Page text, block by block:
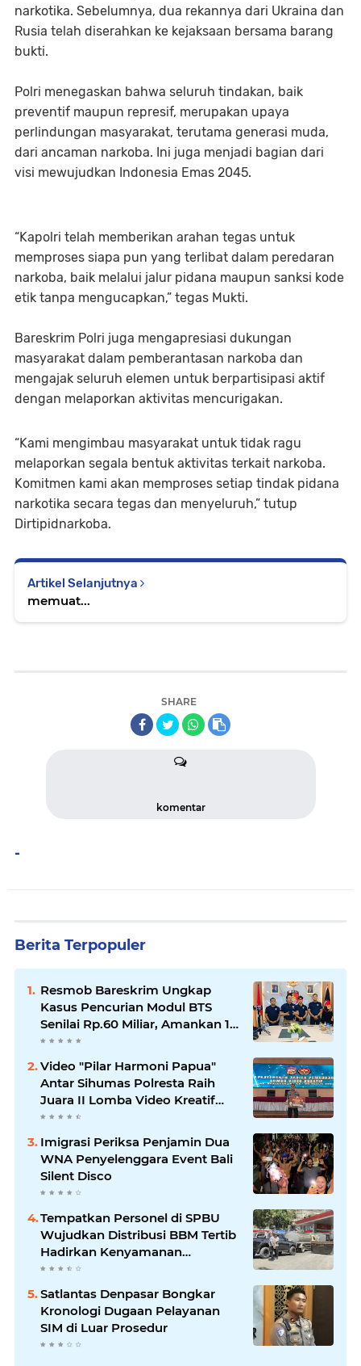
narkotika. Sebelumnya, dua rekannya dari Ukraina dan
Rusia telah diserahkan ke kejaksaan bersama barang
bukti.
Polri menegaskan bahwa seluruh tindakan, baik
preventif maupun represif, merupakan upaya
perlindungan masyarakat, terutama generasi muda,
dari ancaman narkoba. Ini juga menjadi bagian dari
visi mewujudkan Indonesia Emas 2045.
“Kapolri telah memberikan arahan tegas untuk
memproses siapa pun yang terlibat dalam peredaran
narkoba, baik melalui jalur pidana maupun sanksi kode
etik tanpa mengucapkan,” tegas Mukti.
Bareskrim Polri juga mengapresiasi dukungan
masyarakat dalam pemberantasan narkoba dan
mengajak seluruh elemen untuk berpartisipasi aktif
dengan melaporkan aktivitas mencurigakan.
“Kami mengimbau masyarakat untuk tidak ragu
melaporkan segala bentuk aktivitas terkait narkoba.
Komitmen kami akan memproses setiap tindak pidana
narkotika secara tegas dan menyeluruh,” tutup
Dirtipidnarkoba.
Artikel Selanjutnya
memuat...
SHARE
komentar
-
Berita Terpopuler
Resmob Bareskrim Ungkap
Kasus Pencurian Modul BTS
Senilai Rp.60 Miliar, Amankan 12
Tersangka
Video "Pilar Harmoni Papua"
Antar Sihumas Polresta Raih
Juara II Lomba Video Kreatif
Hari Bhayangkara ke-80
Imigrasi Periksa Penjamin Dua
WNA Penyelenggara Event Bali
Silent Disco
‎Tempatkan Personel di SPBU
Wujudkan Distribusi BBM Tertib
Hadirkan Kenyamanan
Masyarakat
Satlantas Denpasar Bongkar
Kronologi Dugaan Pelayanan
SIM di Luar Prosedur